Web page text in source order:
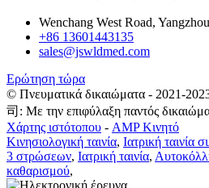
Wenchang West Road,
+86 13601443135
sales@jswldmed.com
Ερώτηση τώρα
© Πνευματικά δικαιώματα - 2021-
司: Με την επιφύλαξη παντός
Χάρτης ιστότοπου - AMP Κινητό
Κινησιολογική ταινία, Ιατρική ταινία
3 στρώσεων, Ιατρική ταινία,
καθαρισμού,